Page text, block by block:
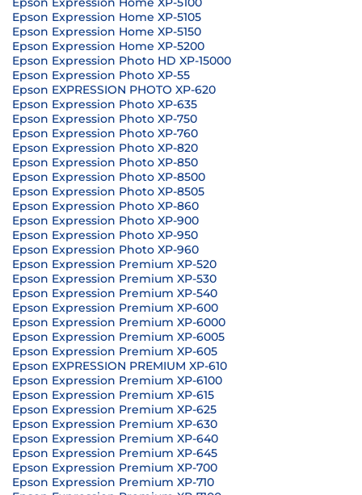
Epson Expression Home XP-5105
Epson Expression Home XP-5150
Epson Expression Home XP-5200
Epson Expression Photo HD XP-15000
Epson Expression Photo XP-55
Epson EXPRESSION PHOTO XP-620
Epson Expression Photo XP-635
Epson Expression Photo XP-750
Epson Expression Photo XP-760
Epson Expression Photo XP-820
Epson Expression Photo XP-850
Epson Expression Photo XP-8500
Epson Expression Photo XP-8505
Epson Expression Photo XP-860
Epson Expression Photo XP-900
Epson Expression Photo XP-950
Epson Expression Photo XP-960
Epson Expression Premium XP-520
Epson Expression Premium XP-530
Epson Expression Premium XP-540
Epson Expression Premium XP-600
Epson Expression Premium XP-6000
Epson Expression Premium XP-6005
Epson Expression Premium XP-605
Epson EXPRESSION PREMIUM XP-610
Epson Expression Premium XP-6100
Epson Expression Premium XP-615
Epson Expression Premium XP-625
Epson Expression Premium XP-630
Epson Expression Premium XP-640
Epson Expression Premium XP-645
Epson Expression Premium XP-700
Epson Expression Premium XP-710